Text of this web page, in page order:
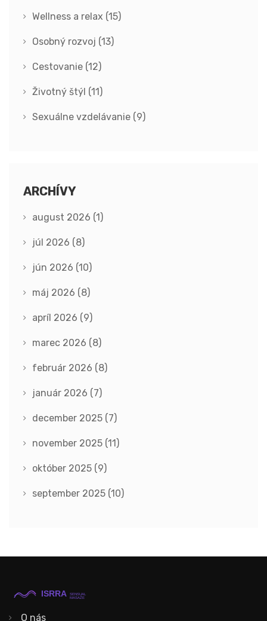
Wellness a relax (15)
Osobný rozvoj (13)
Cestovanie (12)
Životný štýl (11)
Sexuálne vzdelávanie (9)
ARCHÍVY
august 2026 (1)
júl 2026 (8)
jún 2026 (10)
máj 2026 (8)
apríl 2026 (9)
marec 2026 (8)
február 2026 (8)
január 2026 (7)
december 2025 (7)
november 2025 (11)
október 2025 (9)
september 2025 (10)
O nás